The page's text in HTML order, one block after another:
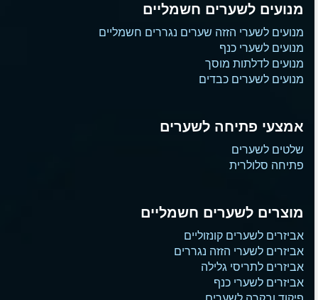
מנועים לשערים חשמליים
מנועים לשערי הזזה שערים נגררים חשמליים
מנועים לשערי כנף
מנועים לדלתות מוסך
מנועים לשערים כבדים
אמצעי פתיחה לשערים
שלטים לשערים
פתיחה סלולרית
מוצרים לשערים חשמליים
אביזרים לשערים קונזוליים
אביזרים לשערי הזזה נגררים
אביזרים לתריסי גלילה
אביזרים לשערי כנף